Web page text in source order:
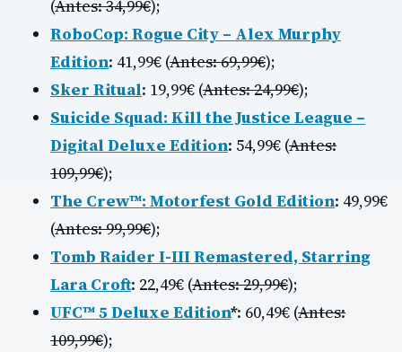
(Antes: 34,99€);
RoboCop: Rogue City – Alex Murphy
Edition: 41,99€ (Antes: 69,99€);
Sker Ritual: 19,99€ (Antes: 24,99€);
Suicide Squad: Kill the Justice League –
Digital Deluxe Edition: 54,99€ (Antes:
109,99€);
The Crew™: Motorfest Gold Edition: 49,99€
(Antes: 99,99€);
Tomb Raider I-III Remastered, Starring
Lara Croft: 22,49€ (Antes: 29,99€);
UFC™ 5 Deluxe Edition*: 60,49€ (Antes:
109,99€);